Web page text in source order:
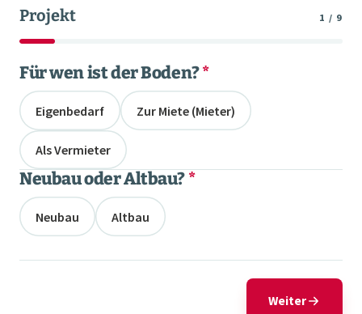
Projekt 1 / 9
Für wen ist der Boden?*
Eigenbedarf Zur Miete (Mieter)
Als Vermieter
Neubau oder Altbau?*
Neubau Altbau
Weiter